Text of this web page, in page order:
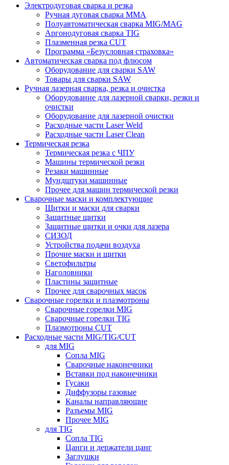
Электродуговая сварка и резка
Ручная дуговая сварка MMA
Полуавтоматическая сварка MIG/MAG
Аргонодуговая сварка TIG
Плазменная резка CUT
Программа «Безусловная страховка»
Автоматическая сварка под флюсом
Оборудование для сварки SAW
Товары для сварки SAW
Ручная лазерная сварка, резка и очистка
Оборудование для лазерной сварки, резки и
очистки
Оборудование для лазерной очистки
Расходные части Laser Weld
Расходные части Laser Clean
Термическая резка
Термическая резка с ЧПУ
Машины термической резки
Резаки машинные
Мундштуки машинные
Прочее для машин термической резки
Сварочные маски и комплектующие
Щитки и маски для сварки
Защитные щитки
Защитные щитки и очки для лазера
СИЗОД
Устройства подачи воздуха
Прочие маски и щитки
Светофильтры
Наголовники
Пластины защитные
Прочее для сварочных масок
Сварочные горелки и плазмотроны
Сварочные горелки MIG
Сварочные горелки TIG
Плазмотроны CUT
Расходные части MIG/TIG/CUT
для MIG
Сопла MIG
Сварочные наконечники
Вставки под наконечники
Гусаки
Диффузоры газовые
Каналы направляющие
Разъемы MIG
Прочее MIG
для TIG
Сопла TIG
Цанги и держатели цанг
Заглушки